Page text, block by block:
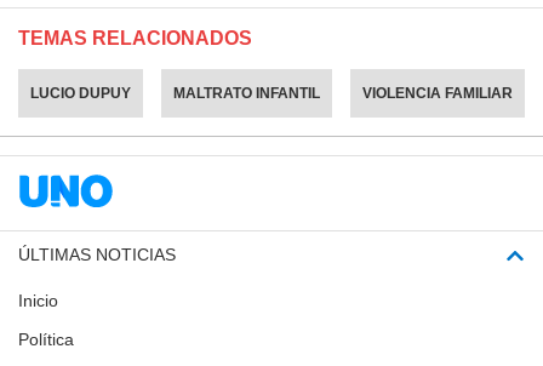
TEMAS RELACIONADOS
LUCIO DUPUY MALTRATO INFANTIL VIOLENCIA FAMILIAR
ÚLTIMAS NOTICIAS
Inicio
Política